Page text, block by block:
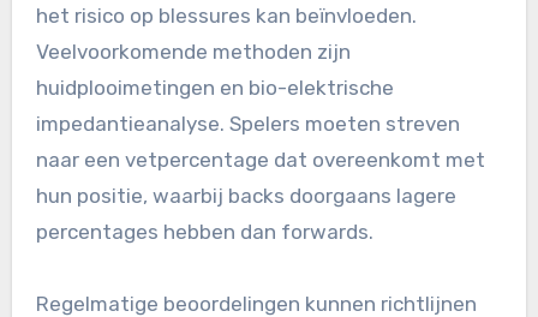
het risico op blessures kan beïnvloeden.
Veelvoorkomende methoden zijn
huidplooimetingen en bio-elektrische
impedantieanalyse. Spelers moeten streven
naar een vetpercentage dat overeenkomt met
hun positie, waarbij backs doorgaans lagere
percentages hebben dan forwards.
Regelmatige beoordelingen kunnen richtlijnen